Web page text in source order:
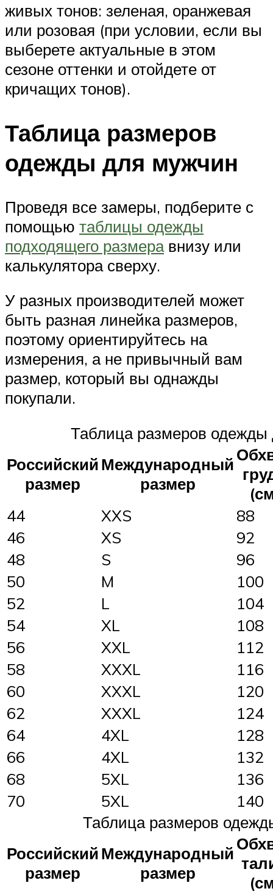
живых тонов: зеленая, оранжевая
или розовая (при условии, если вы
выберете актуальные в этом
сезоне оттенки и отойдете от
кричащих тонов).
Таблица размеров
одежды для мужчин
Проведя все замеры, подберите с
помощью таблицы одежды
подходящего размеравнизу или
калькулятора сверху.
У разных производителей может
быть разная линейка размеров,
поэтому ориентируйтесь на
измерения, а не привычный вам
размер, который вы однажды
покупали.
Таблица размеров одежды
Российский
размер
Международный
размер
44
XXS
88
46
XS
92
48
S
96
50
M
100
52
L
104
54
XL
108
56
XXL
112
58
XXXL
116
60
XXXL
120
62
XXXL
124
64
4XL
128
66
4XL
132
68
5XL
136
70
5XL
140
Таблица размеров
Российский
размер
Международный
размер